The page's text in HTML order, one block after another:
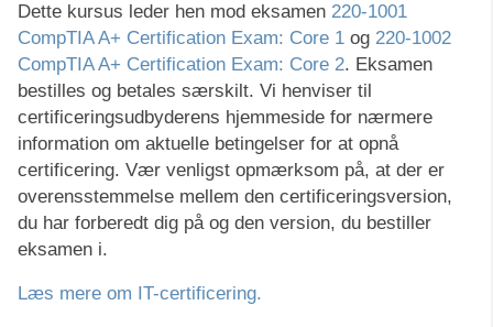
Dette kursus leder hen mod eksamen 220-1001
CompTIA A+ Certification Exam: Core 1 og 220-1002
CompTIA A+ Certification Exam: Core 2. Eksamen
bestilles og betales særskilt. Vi henviser til
certificeringsudbyderens hjemmeside for nærmere
information om aktuelle betingelser for at opnå
certificering. Vær venligst opmærksom på, at der er
overensstemmelse mellem den certificeringsversion,
du har forberedt dig på og den version, du bestiller
eksamen i.
Læs mere om IT-certificering.